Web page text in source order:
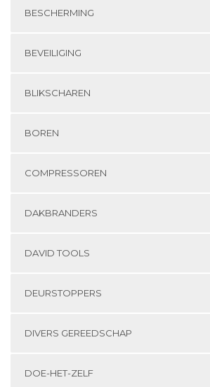
BESCHERMING
BEVEILIGING
BLIKSCHAREN
BOREN
COMPRESSOREN
DAKBRANDERS
DAVID TOOLS
DEURSTOPPERS
DIVERS GEREEDSCHAP
DOE-HET-ZELF